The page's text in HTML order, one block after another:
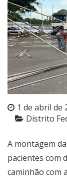
1 de abril de
Distrito
A montagem
pacientes com
caminhão com